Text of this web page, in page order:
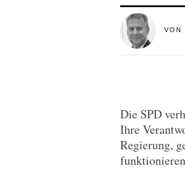
VON
Die SPD
Ihre
Regierung,